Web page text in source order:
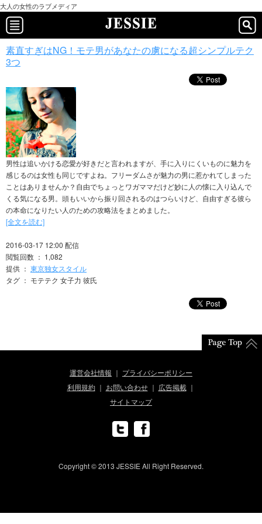
大人の女性のラブメディア
素直すぎはNG！モテ男があなたの虜になる超シンプルテク
3つ
男性は追いかける恋愛が好きだと言われますが、手に入りにくいものに魅力を
感じるのは女性も同じですよね。フリーダムさが魅力の男に惹かれてしまった
ことはありませんか？自由でちょっとワガママだけど妙に人の懐に入り込んで
くる気になる男。頭もいいから振り回されるのはつらいけど、自由すぎる彼ら
の本命になりたい人のための攻略法をまとめました。
[全文を読む]
2016-03-17 12:00 配信
閲覧回数 ： 1,082
提供 ： 東京独女スタイル
タグ ： モテテク 女子力 彼氏
運営会社情報
プライバシーポリシー
利用規約
お問い合わせ
広告掲載
サイトマップ
Copyright © 2013 JESSIE All Right Reserved.